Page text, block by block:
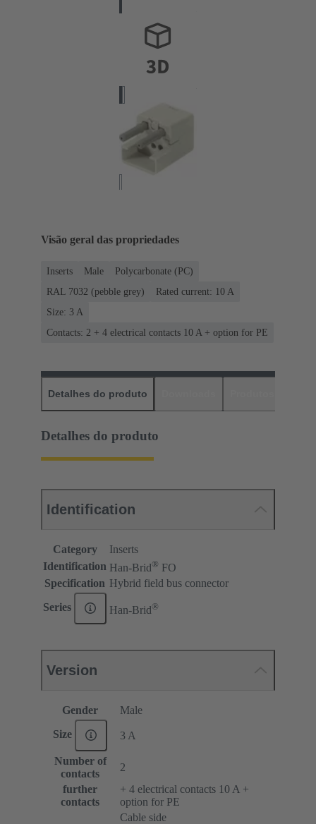
Visão geral das propriedades
Inserts Male
Polycarbonate (PC)
RAL 7032 (pebble grey)
Rated current: ‌10 A
Size: 3 A
Contacts: 2 + 4 electrical contacts 10 A + option for PE
Detalhes do produto
Detalhes do produto
Identification
Category
Inserts
Identification Han-Brid® FO
Specification Hybrid field bus connector
Series Han-Brid®
Version
Gender Male
Size 3 A
Number of
contacts
2
further
contacts
+ 4 electrical contacts 10 A +
option for PE
Cable side